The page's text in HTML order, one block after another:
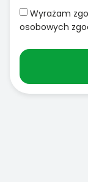
Wyrażam
osobowych